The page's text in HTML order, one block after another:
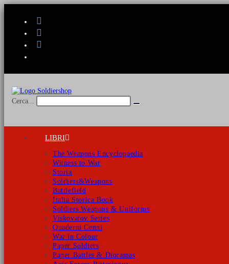
Cerca...
Invia
LIBRI
The Weapons Encyclopaedia
Witness to War
Storia
Soldiers&Weapons
Battlefield
Italia Storica Book
Soldiers Weapons & Uniforms
Viskovatov Series
Quaderni Cenni
War in Colour
Paper Soldiers
Paper Battles & Dioramas